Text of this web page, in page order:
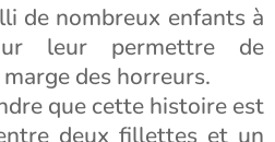
de nombreux enfants à
leur permettre de
des horreurs.
que cette histoire est
deux fillettes et un